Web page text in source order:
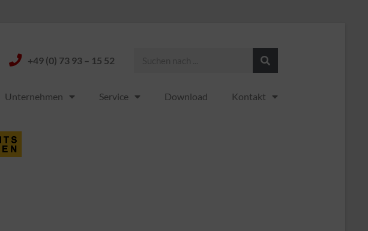
+49 (0) 73 93 – 15 52
Unternehmen Service Download Kontakt